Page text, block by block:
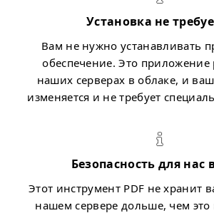
Установка не
Вам не нужно устанавливать
обеспечение. Это приложение
наших серверах в облаке, и
изменяется и не требует
Безопасность для нас
Этот инструмент PDF не хранит
нашем сервере дольше, чем